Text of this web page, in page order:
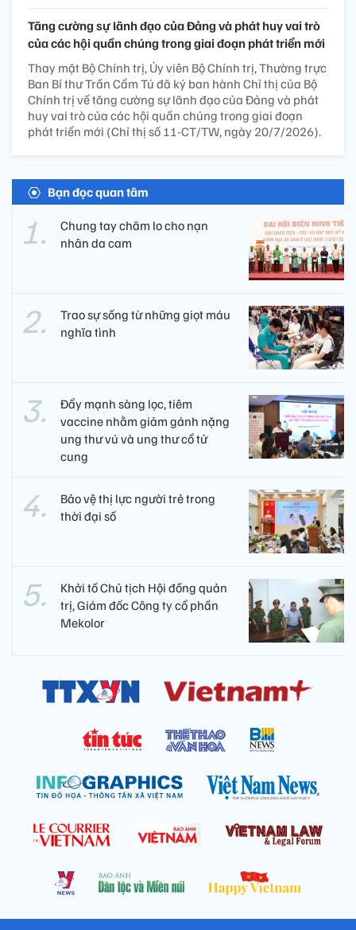
Tăng cường sự lãnh đạo của Đảng và phát huy vai trò
của các hội quần chúng trong giai đoạn phát triển mới
Thay mặt Bộ Chính trị, Ủy viên Bộ Chính trị, Thường trực
Ban Bí thư Trần Cẩm Tú đã ký ban hành Chỉ thị của Bộ
Chính trị về tăng cường sự lãnh đạo của Đảng và phát
huy vai trò của các hội quần chúng trong giai đoạn
phát triển mới (Chỉ thị số 11-CT/TW, ngày 20/7/2026).
Bạn đọc quan tâm
Chung tay chăm lo cho nạn
nhân da cam
Trao sự sống từ những giọt máu
nghĩa tình
Đẩy mạnh sàng lọc, tiêm
vaccine nhằm giảm gánh nặng
ung thư vú và ung thư cổ tử
cung
Bảo vệ thị lực người trẻ trong
thời đại số
Khởi tố Chủ tịch Hội đồng quản
trị, Giám đốc Công ty cổ phần
Mekolor